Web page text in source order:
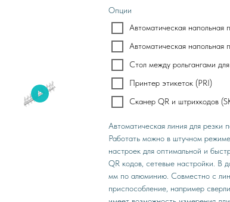
Опции
Автоматическая напольная
Автоматическая напольная
Стол между рольгангами
Принтер этикеток (PRI)
Сканер QR и штрихкодов
Автоматическая линия для резки
Работать можно в штучном
настроек для оптимальной и
QR кодов, сетевые настройки. В
мм по алюминию. Совместно с
приспособление, например